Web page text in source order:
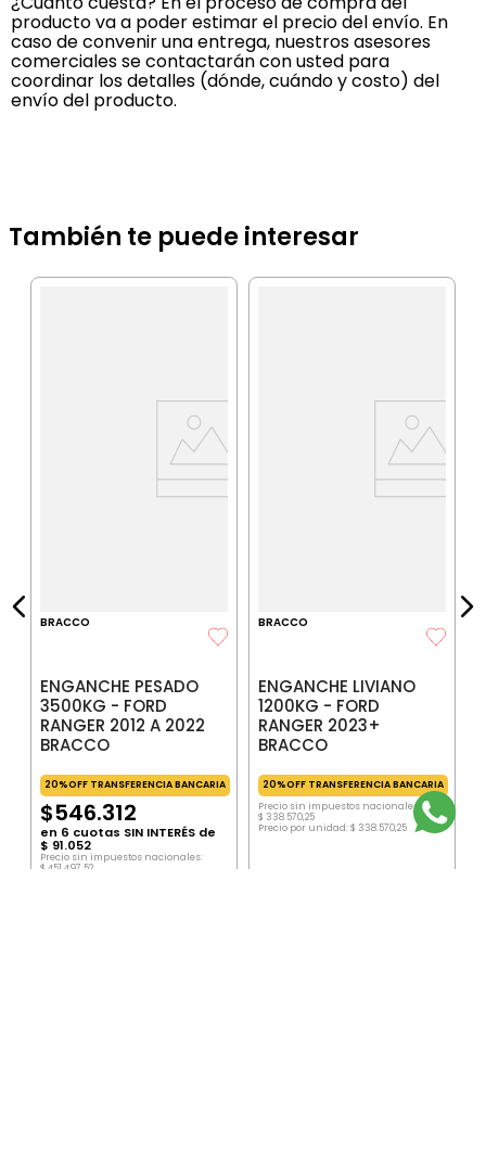
producto va a poder estimar el precio del envío. En
caso de convenir una entrega, nuestros asesores
comerciales se contactarán con usted para
coordinar los detalles (dónde, cuándo y costo) del
envío del producto.
También te puede interesar
BRACCO
ENGANCHE PESADO
3500KG - FORD
RANGER 2012 A 2022
BRACCO
20%OFF TRANSFERENCIA BANCARIA
$546.312
en 6 cuotas SIN INTERÉS de
$ 91.052
Precio sin impuestos nacionales:
$ 451 497 52
BRACCO
ENGANCHE LIVIANO
1200KG - FORD
RANGER 2023+
BRACCO
20%OFF TRANSFERENCIA BANCARIA
Precio sin impuestos nacionales:
$ 338.570,25
Precio por unidad:$ 338.570,25